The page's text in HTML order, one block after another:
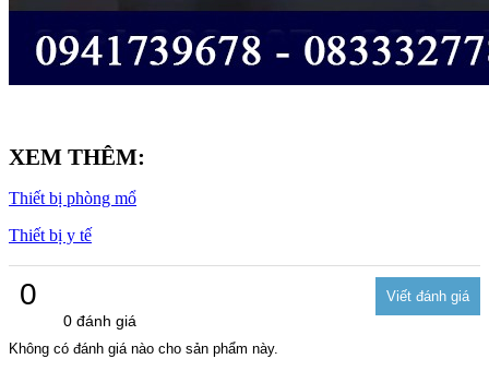
XEM THÊM:
Thiết bị phòng mổ
Thiết bị y tế
0
0 đánh giá
Không có đánh giá nào cho sản phẩm này.